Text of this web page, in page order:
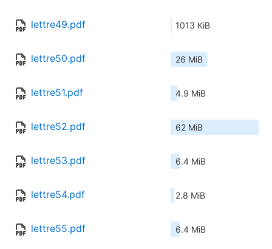
lettre49.pdf 1013 KiB
lettre50.pdf 26 MiB
lettre51.pdf 4.9 MiB
lettre52.pdf 62 MiB
lettre53.pdf 6.4 MiB
lettre54.pdf 2.8 MiB
lettre55.pdf 6.4 MiB